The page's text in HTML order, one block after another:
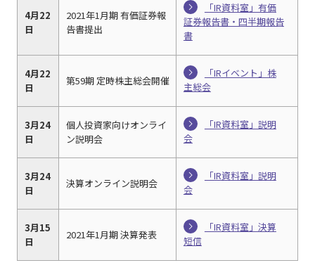
4月22
日
2021年1月期 有価証券報
告書提出
「IR資料室」有価
証券報告書・四半期報告
書
4月22
日
第59期 定時株主総会開催
「IRイベント」株
主総会
3月24
日
個人投資家向けオンライ
ン説明会
「IR資料室」説明
会
3月24
日
決算オンライン説明会
「IR資料室」説明
会
3月15
日
2021年1月期 決算発表
「IR資料室」決算
短信